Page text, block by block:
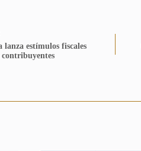
lanza estímulos fiscales